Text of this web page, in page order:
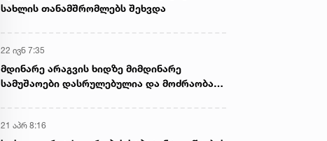
სახლის თანამშრომლებს შეხვდა
22 ივნ 7:35
მდინარე არაგვის ხიდზე მიმდინარე
სამუშაოები დასრულებულია და მოძრაობა
21 აპრ 8:16